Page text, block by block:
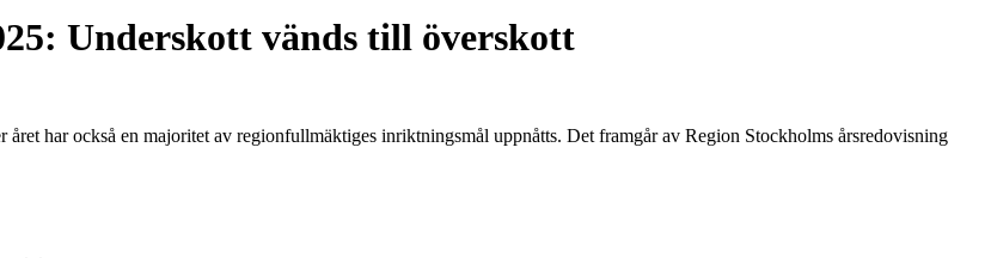
Underskott vänds till överskott
har också en majoritet av regionfullmäktiges inriktningsmål uppnåtts. Det framgår av Region Stockholms årsredovisning